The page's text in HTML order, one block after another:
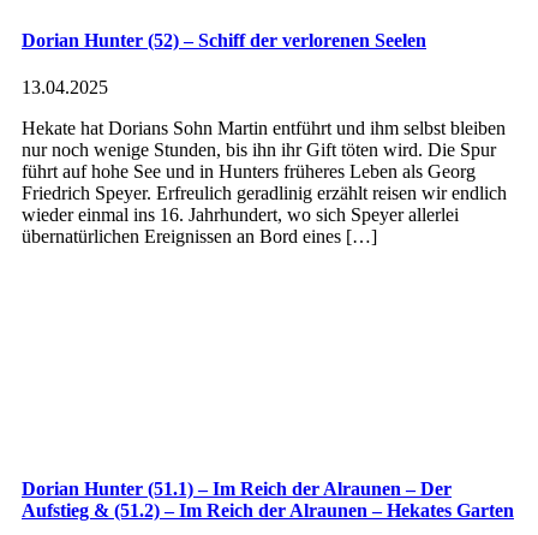
Dorian Hunter (52) – Schiff der verlorenen Seelen
13.04.2025
Hekate hat Dorians Sohn Martin entführt und ihm selbst bleiben
nur noch wenige Stunden, bis ihn ihr Gift töten wird. Die Spur
führt auf hohe See und in Hunters früheres Leben als Georg
Friedrich Speyer. Erfreulich geradlinig erzählt reisen wir endlich
wieder einmal ins 16. Jahrhundert, wo sich Speyer allerlei
übernatürlichen Ereignissen an Bord eines […]
Dorian Hunter (51.1) – Im Reich der Alraunen – Der
Aufstieg & (51.2) – Im Reich der Alraunen – Hekates Garten